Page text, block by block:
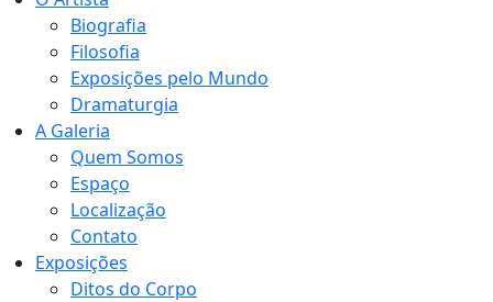
Biografia
Filosofia
Exposições pelo Mundo
Dramaturgia
A Galeria
Quem Somos
Espaço
Localização
Contato
Exposições
Ditos do Corpo